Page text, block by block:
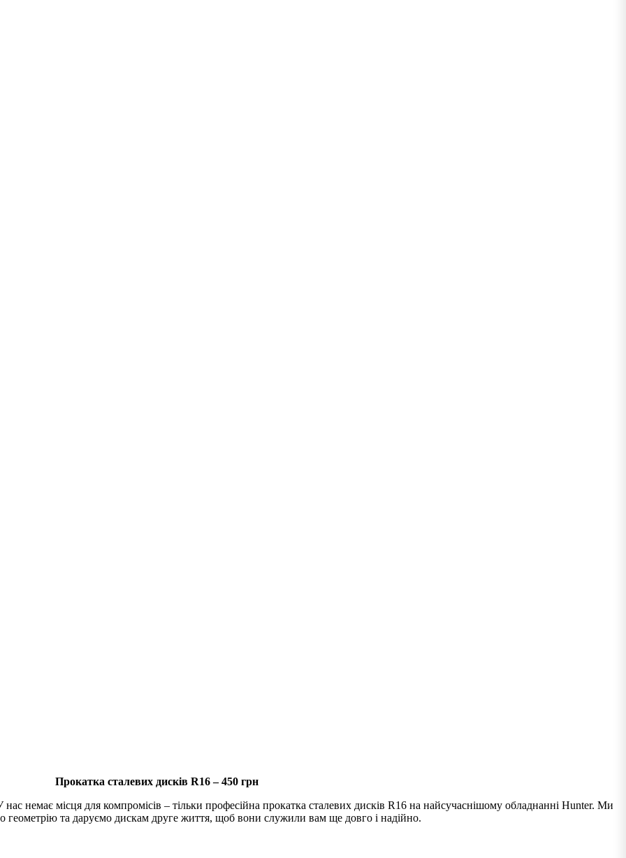
Прокатка сталевих дисків R16 – 450 грн
немає місця для компромісів – тільки професійна прокатка сталевих дисків R16 на найсучаснішому обладнанні Hunter. Ми
геометрію та даруємо дискам друге життя, щоб вони служили вам ще довго і надійно.